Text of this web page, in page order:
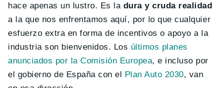
hace apenas un lustro. Es la dura y cruda realidad
a la que nos enfrentamos aquí, por lo que cualquier
esfuerzo extra en forma de incentivos o apoyo a la
industria son bienvenidos. Los últimos planes
anunciados por la Comisión Europea, e incluso por
el gobierno de España con el
Plan Auto 2030, van